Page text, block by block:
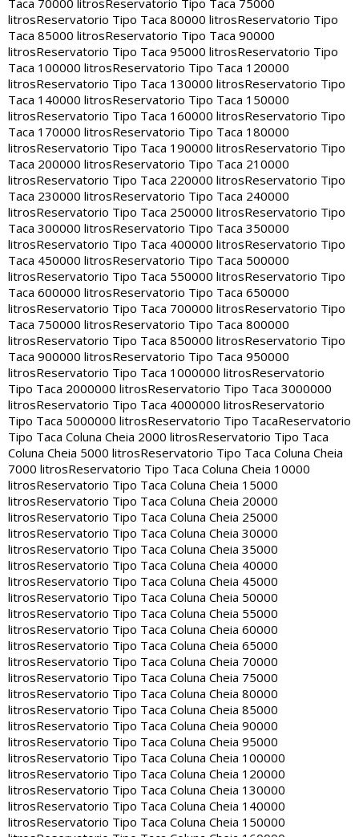
Taca 70000 litros Reservatorio Tipo Taca 75000
litrosReservatorio Tipo Taca 80000 litrosReservatorio Tipo
Taca 85000 litrosReservatorio Tipo Taca 90000
litrosReservatorio Tipo Taca 95000 litrosReservatorio Tipo
Taca 100000 litrosReservatorio Tipo Taca 120000
litrosReservatorio Tipo Taca 130000 litrosReservatorio Tipo
Taca 140000 litrosReservatorio Tipo Taca 150000
litrosReservatorio Tipo Taca 160000 litrosReservatorio Tipo
Taca 170000 litrosReservatorio Tipo Taca 180000
litrosReservatorio Tipo Taca 190000 litrosReservatorio Tipo
Taca 200000 litrosReservatorio Tipo Taca 210000
litrosReservatorio Tipo Taca 220000 litrosReservatorio Tipo
Taca 230000 litrosReservatorio Tipo Taca 240000
litrosReservatorio Tipo Taca 250000 litrosReservatorio Tipo
Taca 300000 litrosReservatorio Tipo Taca 350000
litrosReservatorio Tipo Taca 400000 litrosReservatorio Tipo
Taca 450000 litrosReservatorio Tipo Taca 500000
litrosReservatorio Tipo Taca 550000 litrosReservatorio Tipo
Taca 600000 litrosReservatorio Tipo Taca 650000
litrosReservatorio Tipo Taca 700000 litrosReservatorio Tipo
Taca 750000 litrosReservatorio Tipo Taca 800000
litrosReservatorio Tipo Taca 850000 litrosReservatorio Tipo
Taca 900000 litrosReservatorio Tipo Taca 950000
litrosReservatorio Tipo Taca 1000000 litrosReservatorio
Tipo Taca 2000000 litrosReservatorio Tipo Taca 3000000
litrosReservatorio Tipo Taca 4000000 litrosReservatorio
Tipo Taca 5000000 litrosReservatorio Tipo TacaReservatorio
Tipo Taca Coluna Cheia 2000 litrosReservatorio Tipo Taca
Coluna Cheia 5000 litrosReservatorio Tipo Taca Coluna Cheia
7000 litrosReservatorio Tipo Taca Coluna Cheia 10000
litrosReservatorio Tipo Taca Coluna Cheia 15000
litrosReservatorio Tipo Taca Coluna Cheia 20000
litrosReservatorio Tipo Taca Coluna Cheia 25000
litrosReservatorio Tipo Taca Coluna Cheia 30000
litrosReservatorio Tipo Taca Coluna Cheia 35000
litrosReservatorio Tipo Taca Coluna Cheia 40000
litrosReservatorio Tipo Taca Coluna Cheia 45000
litrosReservatorio Tipo Taca Coluna Cheia 50000
litrosReservatorio Tipo Taca Coluna Cheia 55000
litrosReservatorio Tipo Taca Coluna Cheia 60000
litrosReservatorio Tipo Taca Coluna Cheia 65000
litrosReservatorio Tipo Taca Coluna Cheia 70000
litrosReservatorio Tipo Taca Coluna Cheia 75000
litrosReservatorio Tipo Taca Coluna Cheia 80000
litrosReservatorio Tipo Taca Coluna Cheia 85000
litrosReservatorio Tipo Taca Coluna Cheia 90000
litrosReservatorio Tipo Taca Coluna Cheia 95000
litrosReservatorio Tipo Taca Coluna Cheia 100000
litrosReservatorio Tipo Taca Coluna Cheia 120000
litrosReservatorio Tipo Taca Coluna Cheia 130000
litrosReservatorio Tipo Taca Coluna Cheia 140000
litrosReservatorio Tipo Taca Coluna Cheia 150000